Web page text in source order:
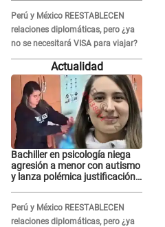
Perú y México REESTABLECEN
relaciones diplomáticas, pero ¿ya
no se necesitará VISA para viajar?
Actualidad
Bachiller en psicología niega
agresión a menor con autismo
y lanza polémica justificación:
Perú y México REESTABLECEN
relaciones diplomáticas, pero ¿ya